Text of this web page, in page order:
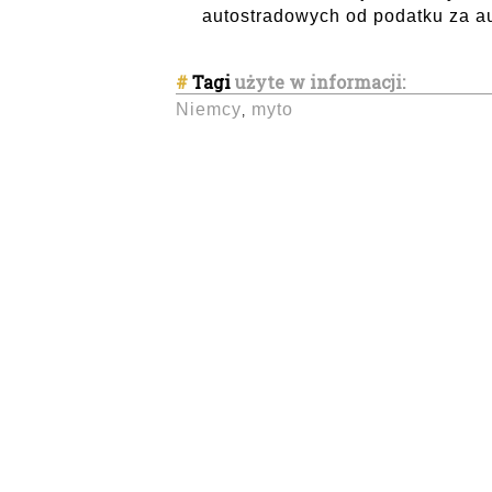
autostradowych od podatku za
#Tagiużyte w informacji:
Niemcy, myto